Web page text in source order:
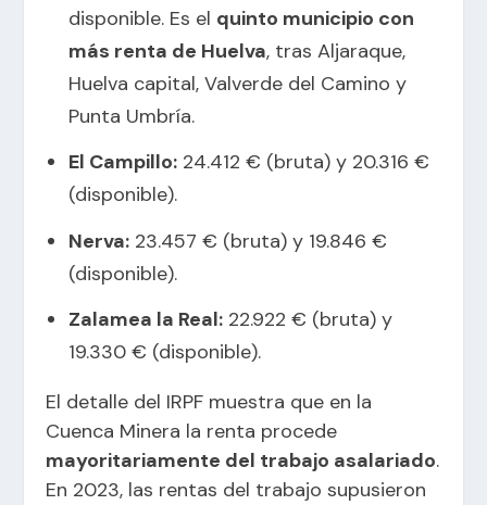
disponible. Es el quinto municipio con
más renta de Huelva, tras Aljaraque,
Huelva capital, Valverde del Camino y
Punta Umbría.
El Campillo:24.412 € (bruta) y 20.316 €
(disponible).
Nerva:23.457 € (bruta) y 19.846 €
(disponible).
Zalamea la Real:22.922 € (bruta) y
19.330 € (disponible).
El detalle del IRPF muestra que en la
Cuenca Minera la renta procede
mayoritariamente del trabajo asalariado.
En 2023, las rentas del trabajo supusieron